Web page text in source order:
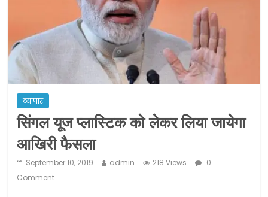
ने कराया पंजीयन: राजस्थान सरकार
शराब और पान की दुकानों को ग्रीन जोन में
खोलने की मिली इजाजत: गृह मंत्रालय
दो हफ्ते के लिए बढ़ाया लॉकडाउन: गृह मंत्रालय
व्यापार
सिंगल यूज प्लास्टिक को लेकर लिया जायेगा
आखिरी फैसला
September 10, 2019 admin 218 Views
0
Comment